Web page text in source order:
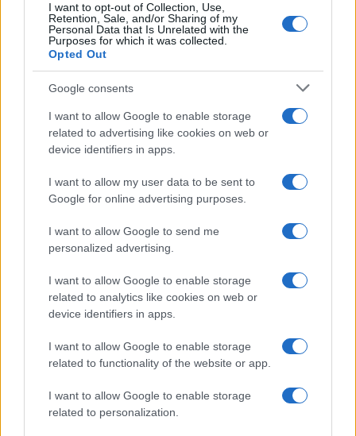
I want to opt-out of Collection, Use,
Retention, Sale, and/or Sharing of my
Personal Data that Is Unrelated with the
Purposes for which it was collected.
Opted Out
Google consents
I want to allow Google to enable storage
related to advertising like cookies on web or
device identifiers in apps.
I want to allow my user data to be sent to
Google for online advertising purposes.
I want to allow Google to send me
personalized advertising.
I want to allow Google to enable storage
related to analytics like cookies on web or
device identifiers in apps.
I want to allow Google to enable storage
related to functionality of the website or app.
I want to allow Google to enable storage
related to personalization.
Sigue leyendo
NOTICIAS
Incidente de fuego en la Terminal 2 del aeropuerto
Murtala Muhammed en Lagos
Lucía Marín · 4 Ago 2026
NOTICIAS